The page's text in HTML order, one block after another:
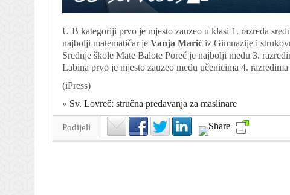
U B kategoriji prvo je mjesto zauzeo u klasi 1. razreda
najbolji matematičar je Vanja Marić iz Gimnazije i
Srednje škole Mate Balote Poreč je najbolji među 3.
Labina prvo je mjesto zauzeo među učenicima 4. razredima
(iPress)
« Sv. Lovreč: stručna predavanja za maslinare
Podijeli